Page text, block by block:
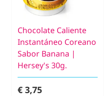
Chocolate Caliente
Instantáneo Coreano
Sabor Banana |
Hersey's 30g.
€ 3,75